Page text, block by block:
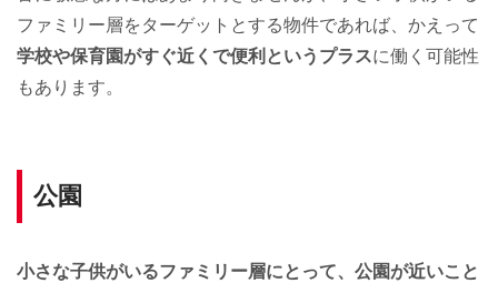
ファミリー層をターゲットとする物件であれば、かえって
学校や保育園がすぐ近くで便利というプラスに働く可能性
もあります。
公園
小さな子供がいるファミリー層にとって、公園が近いこと